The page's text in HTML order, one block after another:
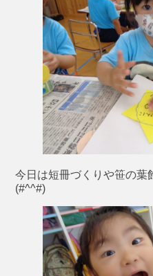
今日は短冊づくりや笹の葉
(#^^#)